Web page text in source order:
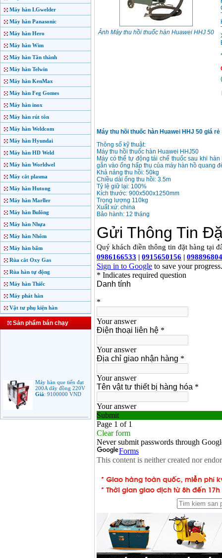
Máy hàn LGwelder
Máy hàn Panasonic
Máy hàn Hero
Máy hàn Wim
Máy hàn Tân thành
Máy hàn Telwin
Máy hàn KenMax
Máy hàn Feg Gomes
Máy hàn inox
Máy hàn rút tôn
Máy hàn Weldcom
Máy hàn Hyundai
Máy hàn HD Weld
Máy hàn Worldwel
Máy cắt plasma
Máy hàn Hutong
Máy hàn Marller
Máy hàn Bulông
Máy hàn Nhựa
Máy hàn Nhôm
Máy hàn bấm
Rùa cắt Oxy Gas
Rùa hàn tự động
Máy hàn Thiếc
Máy phát hàn
Vật tư phụ kiện hàn
Sản phẩm bán chạy
200A dây đồng 220V
Giá:9100000VND
Máy hàn que điện tử
Ảnh Máy thu hồi thuốc hàn Huawei HHJ 50
(
Máy thu hồi thuốc hàn Huawei HHJ 50 giá rẻ
Thông số kỹ thuật:
Máy thu hồi thuốc hàn Huawei HHJ50
Máy có thể tự động tái chế thuốc sau khi
gắn vào ống hấp thụ của máy hàn hồ quang
Khả nảng thu hồi: 50kg
Chiều dài ống thu hồi: 3.5m
Tỷ lệ giữ lại: 100%
Kích thước: 900x500x1250mm
Trọng lượng 110kg
Xuất xứ: china
Bảo hành: 12 tháng